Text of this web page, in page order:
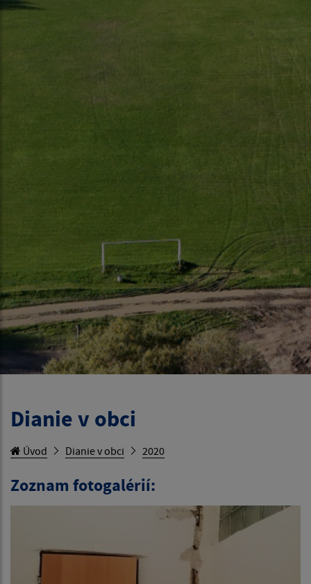
Dianie v obci
Úvod Dianie v obci 2020
Zoznam fotogalérií: